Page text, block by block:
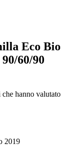
Eco Bio
60/90
hanno valutato
2019